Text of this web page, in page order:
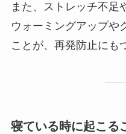
また、ストレッチ不足
ウォーミングアップや
ことが、再発防止にも
寝ている時に起こる